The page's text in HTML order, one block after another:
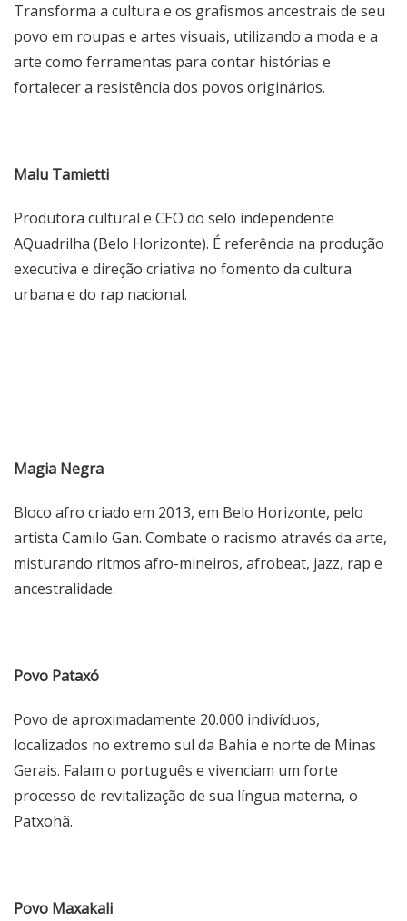
Transforma a cultura e os grafismos ancestrais de seu
povo em roupas e artes visuais, utilizando a moda e a
arte como ferramentas para contar histórias e
fortalecer a resistência dos povos originários.
Malu Tamietti
Produtora cultural e CEO do selo independente
AQuadrilha (Belo Horizonte). É referência na produção
executiva e direção criativa no fomento da cultura
urbana e do rap nacional.
Magia Negra
Bloco afro criado em 2013, em Belo Horizonte, pelo
artista Camilo Gan. Combate o racismo através da arte,
misturando ritmos afro-mineiros, afrobeat, jazz, rap e
ancestralidade.
Povo Pataxó
Povo de aproximadamente 20.000 indivíduos,
localizados no extremo sul da Bahia e norte de Minas
Gerais. Falam o português e vivenciam um forte
processo de revitalização de sua língua materna, o
Patxohã.
Povo Maxakali